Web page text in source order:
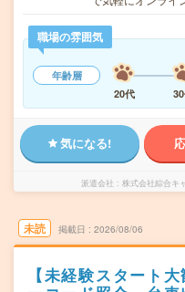
職場の雰囲気
年齢層
20代
気になる!
派遣会社 株式会社綜合キ
未読 掲載日 2026/08/06
【未経験スタート